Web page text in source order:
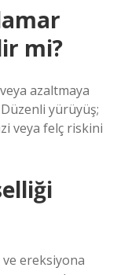
mi?
azaltmaya
yürüyüş;
veya felç riskini
ereksiyona